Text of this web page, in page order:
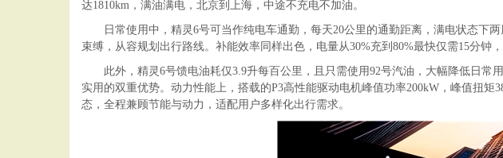
达1810km，满油满电，北京到上海，中途不充电不加油。
日常使用中，精灵6号可当作纯电车通勤，每天20公里的通勤距离，满电状态下
束缚，从容规划出行路线。补能效率同样出色，电量从30%充到80%最快仅需15分钟
此外，精灵6号馈电油耗仅3.9升每百公里，且只需使用92号汽油，大幅降低日
实用的双重优势。动力性能上，搭载的P3高性能驱动电机峰值功率200kW，峰值扭
态，全程兼顾节能与动力，适配用户多样化出行需求。